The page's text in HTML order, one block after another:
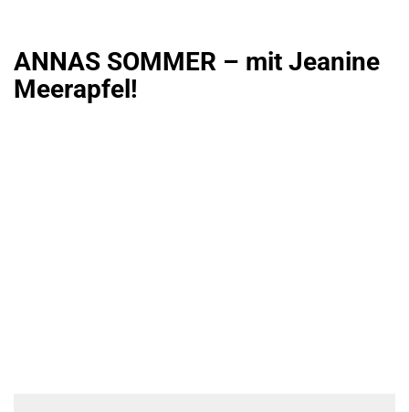
ANNAS SOMMER – mit Jeanine
Meerapfel!